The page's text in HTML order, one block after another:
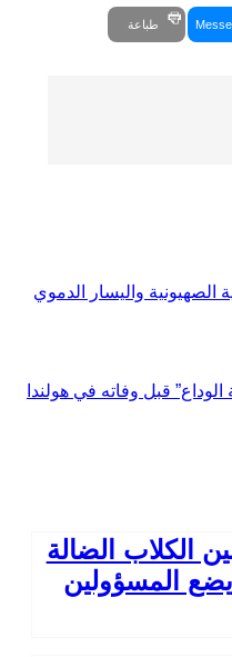
طباعة
الصهيونية واليسار الدموي
قبل وفاته في هولندا
الكلاب الضالة
المسؤولين